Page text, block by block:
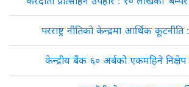
परराष्ट्र नीतिको केन्द्रमा आर्थिक कूटनीति :
केन्द्रीय बैंक ६० अर्बको एकमहिने निक्षेप